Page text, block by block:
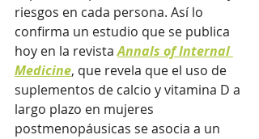
riesgos en cada persona. Así lo
confirma un estudio que se publica
hoy en la revista Annals of Internal
Medicine, que revela que el uso de
suplementos de calcio y vitamina D a
largo plazo en mujeres
postmenopáusicas se asocia a un